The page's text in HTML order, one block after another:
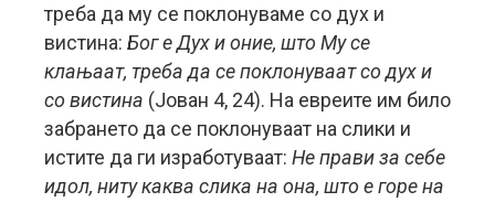
треба да му се поклонуваме со дух и
вистина: Бог е Дух и оние, што Му се
клањаат, треба да се поклонуваат со дух и
со вистина (Јован 4, 24). На евреите им било
забрането да се поклонуваат на слики и
истите да ги изработуваат: Не прави за себе
идол, ниту каква слика на она, што е горе на